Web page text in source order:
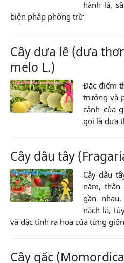
hành lá,
biện pháp phòng trừ
Cây dưa lê (dưa
melo L.)
Đặc điểm
trưởng và
cảnh của
gọi là dưa
Cây dâu tây
Cây dâu
năm, thân
gần
nách lá,
và đặc tính ra hoa của từng
Cây gấc